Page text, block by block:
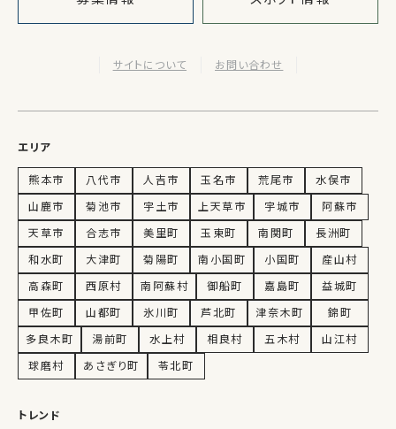
サイトについて お問い合わせ
エリア
熊本市 八代市 人吉市 玉名市 荒尾市
水俣市
山鹿市
菊池市 宇土市 上天草市 宇城市
阿蘇市
天草市
合志市 美里町 玉東町 南関町
長洲町
和水町
大津町 菊陽町 南小国町 小国町
産山村
高森町
西原村 南阿蘇村 御船町 嘉島町
益城町
甲佐町
山都町 氷川町 芦北町 津奈木町
錦町
多良木町
湯前町 水上村 相良村 五木村
山江村
球磨村
あさぎり町 苓北町
トレンド